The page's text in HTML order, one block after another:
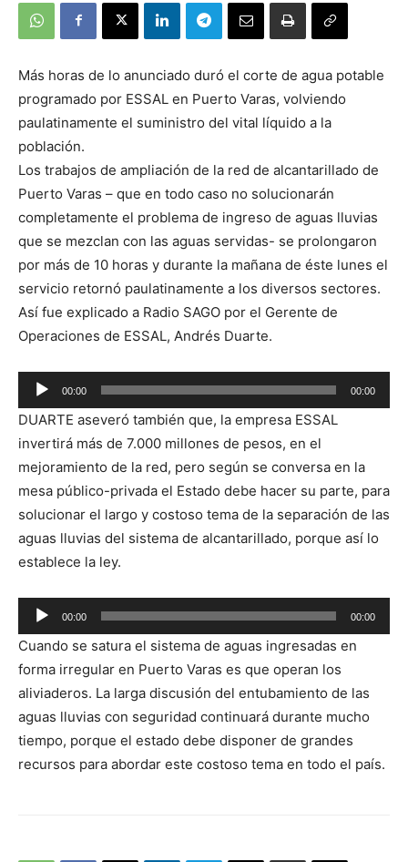
Más horas de lo anunciado duró el corte de agua potable
programado por ESSAL en Puerto Varas, volviendo
paulatinamente el suministro del vital líquido a la
población.
Los trabajos de ampliación de la red de alcantarillado de
Puerto Varas – que en todo caso no solucionarán
completamente el problema de ingreso de aguas lluvias
que se mezclan con las aguas servidas- se prolongaron
por más de 10 horas y durante la mañana de éste lunes el
servicio retornó paulatinamente a los diversos sectores.
Así fue explicado a Radio SAGO por el Gerente de
Operaciones de ESSAL, Andrés Duarte.
Reproductor
de
audio
00:00 00:00
DUARTE aseveró también que, la empresa ESSAL
invertirá más de 7.000 millones de pesos, en el
mejoramiento de la red, pero según se conversa en la
mesa público-privada el Estado debe hacer su parte, para
solucionar el largo y costoso tema de la separación de las
aguas lluvias del sistema de alcantarillado, porque así lo
establece la ley.
Reproductor
de
audio
00:00 00:00
Cuando se satura el sistema de aguas ingresadas en
forma irregular en Puerto Varas es que operan los
aliviaderos. La larga discusión del entubamiento de las
aguas lluvias con seguridad continuará durante mucho
tiempo, porque el estado debe disponer de grandes
recursos para abordar este costoso tema en todo el país.